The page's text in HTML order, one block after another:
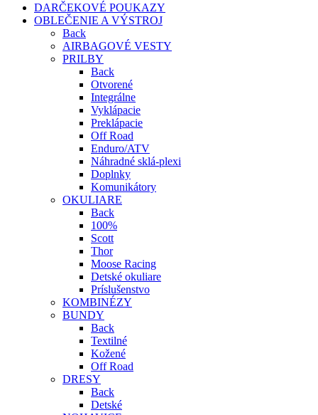
DARČEKOVÉ POUKAZY
OBLEČENIE A VÝSTROJ
Back
AIRBAGOVÉ VESTY
PRILBY
Back
Otvorené
Integrálne
Vyklápacie
Preklápacie
Off Road
Enduro/ATV
Náhradné sklá-plexi
Doplnky
Komunikátory
OKULIARE
Back
100%
Scott
Thor
Moose Racing
Detské okuliare
Príslušenstvo
KOMBINÉZY
BUNDY
Back
Textilné
Kožené
Off Road
DRESY
Back
Detské